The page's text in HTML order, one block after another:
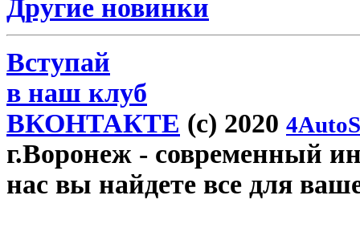
Другие новинки
Вступай
в наш клуб
ВКОНТАКТЕ (c) 2020
г.Воронеж - современный
нас вы найдете все для